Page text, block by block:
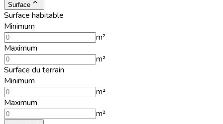
Surface
Surface habitable
Minimum
m²
Maximum
m²
Surface du terrain
Minimum
m²
Maximum
m²